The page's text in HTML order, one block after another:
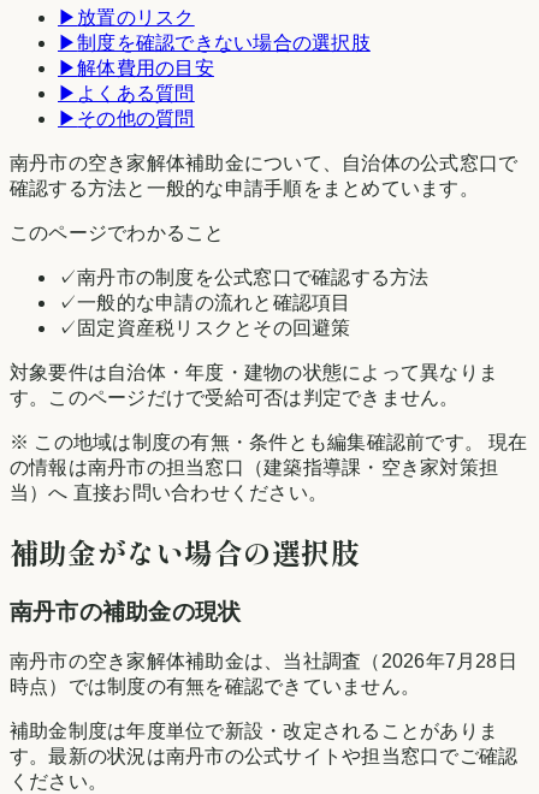
▶ 放置のリスク
▶制度を確認できない場合の選択肢
▶解体費用の目安
▶ よくある質問
▶ その他の質問
南丹市の空き家解体補助金について、自治体の公式窓口で
確認する方法と一般的な申請手順をまとめています。
このページでわかること
✓南丹市の制度を公式窓口で確認する方法
✓一般的な申請の流れと確認項目
✓ 固定資産税リスクとその回避策
対象要件は自治体・年度・建物の状態によって異なりま
す。このページだけで受給可否は判定できません。
※ この地域は制度の有無・条件とも編集確認前です。 現在
の情報は南丹市の担当窓口（建築指導課・空き家対策担
当）へ 直接お問い合わせください。
補助金がない場合の選択肢
南丹市の補助金の現状
南丹市の空き家解体補助金は、当社調査（2026年7月28日
時点）では制度の有無を確認できていません。
補助金制度は年度単位で新設・改定されることがありま
す。最新の状況は南丹市の公式サイトや担当窓口でご確認
ください。